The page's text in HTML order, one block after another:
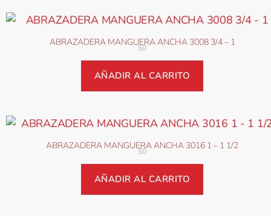
ABRAZADERA MANGUERA ANCHA 3008 3/4 – 1
$0
AÑADIR AL CARRITO
ABRAZADERA MANGUERA ANCHA 3016 1 – 1 1/2
$0
AÑADIR AL CARRITO